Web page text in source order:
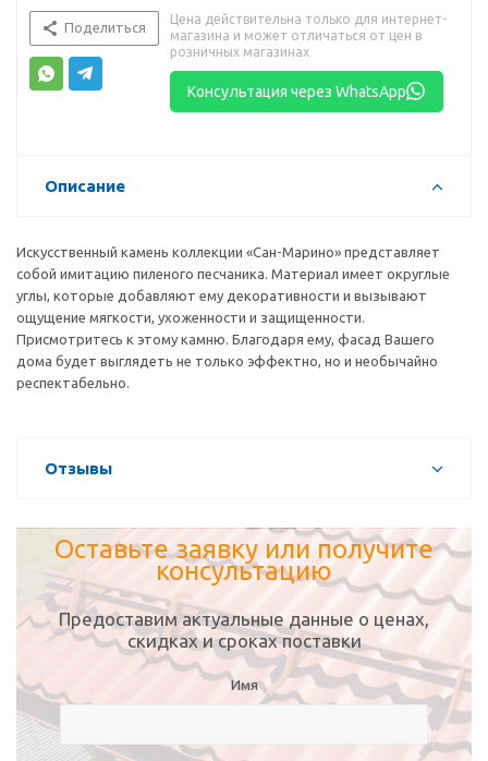
Поделиться
Цена действительна только для интернет-
магазина и может отличаться от цен в
розничных магазинах
Консультация через WhatsApp
Описание
Искусственный камень коллекции «Сан-Марино» представляет
собой имитацию пиленого песчаника. Материал имеет округлые
углы, которые добавляют ему декоративности и вызывают
ощущение мягкости, ухоженности и защищенности.
Присмотритесь к этому камню. Благодаря ему, фасад Вашего
дома будет выглядеть не только эффектно, но и необычайно
респектабельно.
Отзывы
Оставьте заявку или получите
консультацию
Предоставим актуальные данные о ценах,
скидках и сроках поставки
Имя